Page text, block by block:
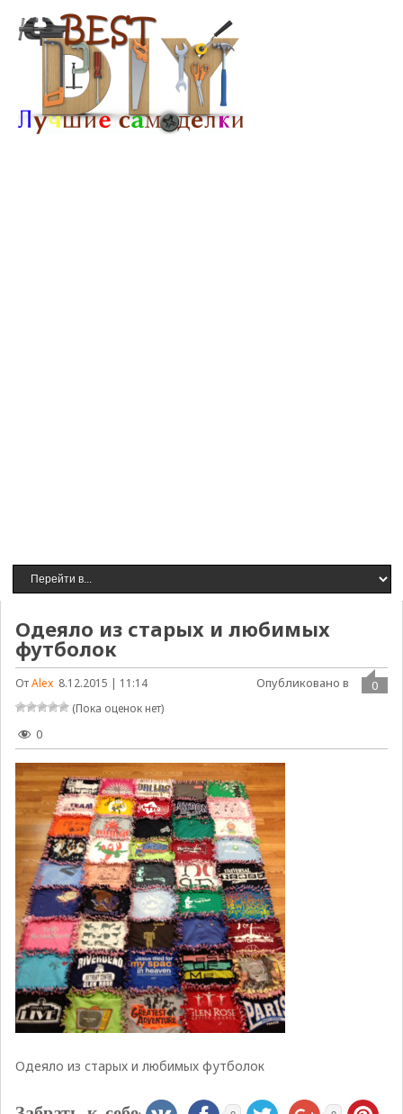
Одеяло из старых и любимых
футболок
ОтAlex 8.12.2015 | 11:14 0
Опубликовано в
(Пока оценок нет)
0
Одеяло из старых и любимых футболок